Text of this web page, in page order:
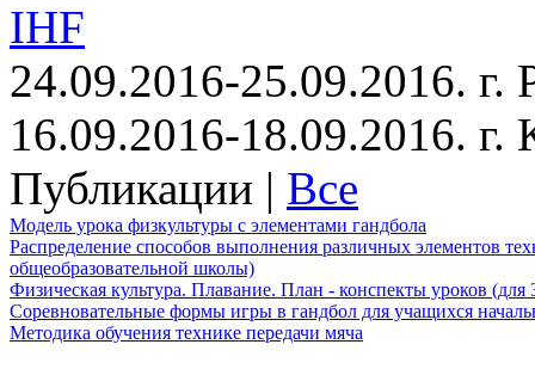
IHF
24.09.2016-25.09.2016. г.
16.09.2016-18.09.2016.
Публикации | Все
Модель урока физкультуры с элементами гандбола
Распределение способов выполнения различных элементов
общеобразовательной школы)
Физическая культура. Плавание. План - конспекты уроков (для
Соревновательные формы игры в гандбол для учащихся
Методика обучения технике передачи мяча